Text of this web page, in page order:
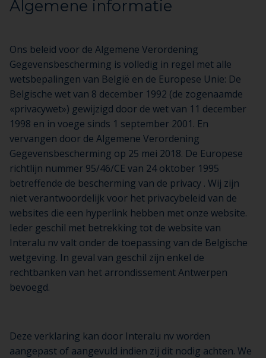
Algemene informatie
Ons beleid voor de Algemene Verordening
Gegevensbescherming is volledig in regel met alle
wetsbepalingen van België en de Europese Unie: De
Belgische wet van 8 december 1992 (de zogenaamde
«privacywet») gewijzigd door de wet van 11 december
1998 en in voege sinds 1 september 2001. En
vervangen door de Algemene Verordening
Gegevensbescherming op 25 mei 2018. De Europese
richtlijn nummer 95/46/CE van 24 oktober 1995
betreffende de bescherming van de privacy . Wij zijn
niet verantwoordelijk voor het privacybeleid van de
websites die een hyperlink hebben met onze website.
Ieder geschil met betrekking tot de website van
Interalu nv valt onder de toepassing van de Belgische
wetgeving. In geval van geschil zijn enkel de
rechtbanken van het arrondissement Antwerpen
bevoegd.
Deze verklaring kan door Interalu nv worden
aangepast of aangevuld indien zij dit nodig achten. We